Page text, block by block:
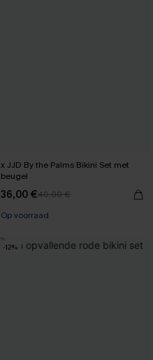
x JJD By the Palms Bikini Set met
beugel
36,00 €40,00 €
【AG18】2 met 10% korting
Op voorraad
-12%